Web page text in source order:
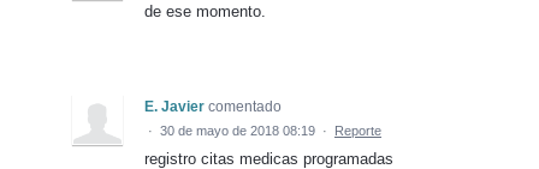
de ese momento.
E. Javier comentado
· 30 de mayo de 2018 08:19 · Reporte
registro citas medicas programadas